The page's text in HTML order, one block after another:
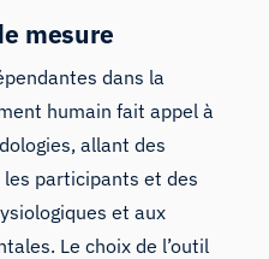
mesure
dans la
humain fait appel à
allant des
participants et des
et aux
Le choix de l’outil